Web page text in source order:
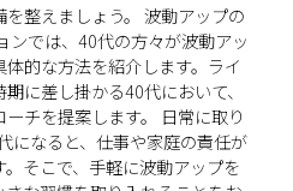
整えましょう。 波動アップの
ンでは、40代の方々が波動アッ
的な方法を紹介します。ライ
に差し掛かる40代において、
チを提案します。 日常に取り
になると、仕事や家庭の責任が
そこで、手軽に波動アップを